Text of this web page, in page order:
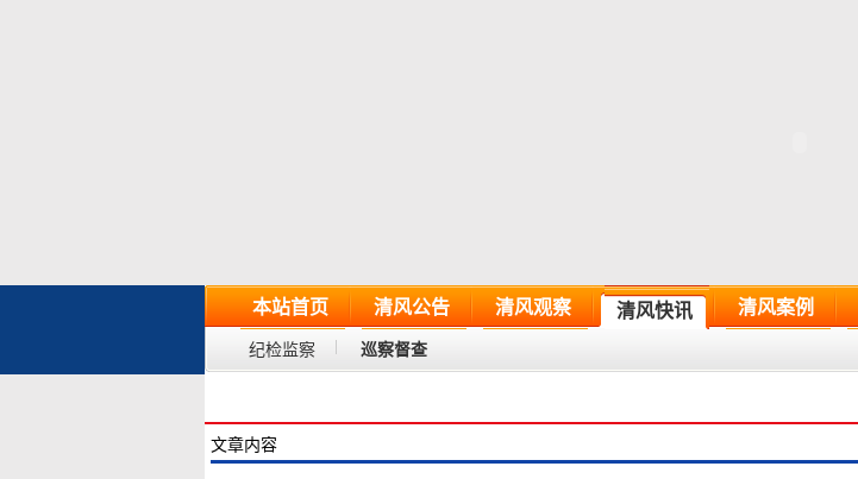
本站首页 清风公告 清风观察 清风快讯 清风案例
纪检监察 巡察督查
文章内容